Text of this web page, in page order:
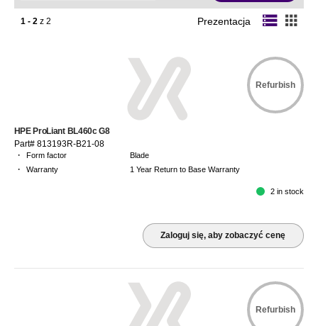
1 - 2z 2 Prezentacja storage apps
Refurbish
HPE ProLiant BL460c G8
Part# 813193R-B21-08
· Form factor Blade
· Warranty 1 Year Return to Base Warranty
2 in stock
Zaloguj się, aby zobaczyć cenę
Refurbish